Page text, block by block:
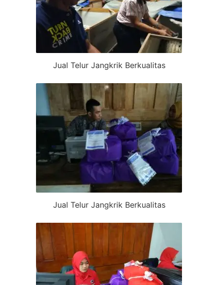
Jual Telur Jangkrik Berkualitas
Jual Telur Jangkrik Berkualitas